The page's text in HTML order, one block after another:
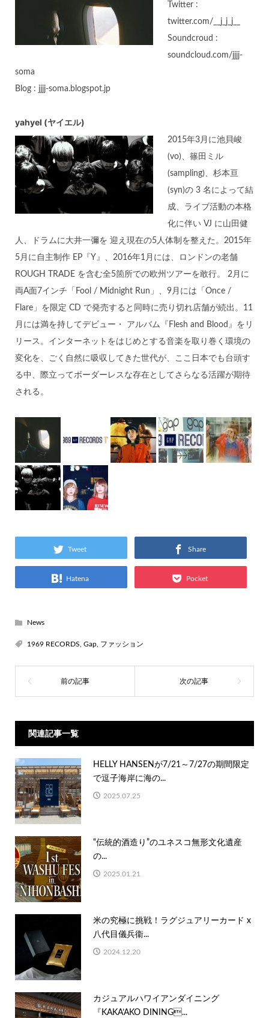
Twitter :
twitter.com/__j_j_j__
Soundcroud :
soundcloud.com/jjjj-
soma
Blog : jjjj-soma.blogspot.jp
yahyel (ヤイエル)
2015年3月に池貝峻
(vo)、篠田ミル
(sampling)、杉本亘
(syn)の 3 名によって結
成、ライブ活動の本格
化に伴い VJ に山田健
人、ドラムに大井一彌を 迎え現在の5人体制を整えた。2015年
5月に自主制作 EP『Y』、2016年1月には、ロンドンの老舗
ROUGH TRADE を含む全5箇所での欧州ツアーを敢行。 2月に
両A面7インチ「Fool / Midnight Run」、9月には「Once /
Flare」を限定 CD で発売すると同時に売り切れ店舗が続出。11
月には満を持してデビュー・ アルバム『Flesh and Blood』をリ
リース。インターネットをはじめとする音楽を取り巻く環境の
変化を、ごく自然に吸収してきた世代が、ここ日本でも台頭す
る中、際立ってボーダーレスな存在としてさらなる活躍が期待
される。
Tweet Share
Hatena Pocket
News
1969 RECORDS Gap, ファッション
関連記事一覧
HELLY HANSENが7/21～7/27の期間限定
で逗子海岸に海の...
2025.07.25
“伝統的酒造り”のユネスコ無形文化遺産
の...
2025.01.21
米の究極に挑戦！ラグジュアリーカード x
八代目儀兵衞...
2024.12.20
カジュアルハワイアンダイニング
『KAKA’AKO DINING...